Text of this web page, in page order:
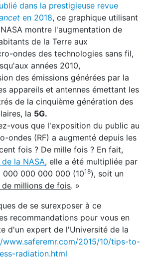
dans la prestigieuse revue
en 2018, ce graphique utilisant
montre l'augmentation de
de la Terre aux
ondes des technologies sans fil,
années 2010,
des émissions générées par la
appareils et antennes émettant les
de la cinquième génération des
la 5G.
vous que l'exposition du public au
ondes (RF) a augmenté depuis les
fois ? De mille fois ? En fait,
la NASA, elle a été multipliée par
000 000 000 000 (1018), soit un
millions de fois. »
de se surexposer à ce
recommandations pour vous en
d'un expert de l'Université de la
www.saferemr.com/2015/10/tips-to-
radiation.html